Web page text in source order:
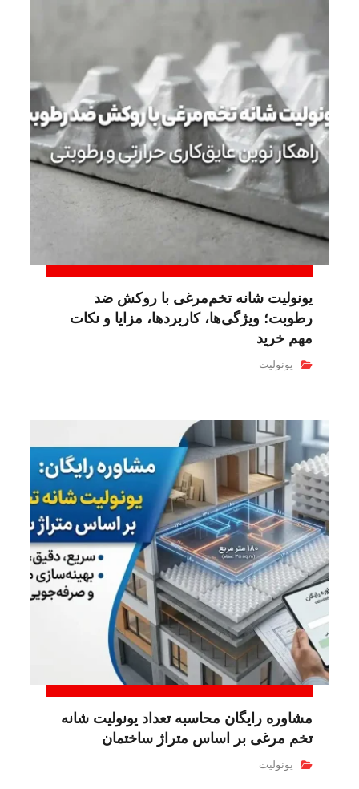
یونولیت شانه تخم‌مرغی با روکش ضد
رطوبت؛ ویژگی‌ها، کاربردها، مزایا و نکات
مهم خرید
یونولیت
مشاوره رایگان محاسبه تعداد یونولیت شانه
تخم مرغی بر اساس متراژ ساختمان
یونولیت